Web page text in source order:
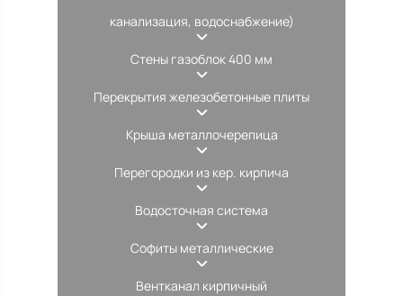
канализация, водоснабжение)
Стены газоблок 400 мм
Перекрытия железобетонные плиты
Крыша металлочерепица
Перегородки из кер. кирпича
Водосточная система
Софиты металлические
Вентканал кирпичный